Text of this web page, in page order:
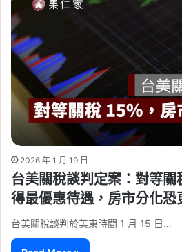
2026 年 1 月 19 日
台美關稅談判定案：對等
得最優惠待遇，房市分化恐
台美關稅談判於美東時間 1 月 15 日…